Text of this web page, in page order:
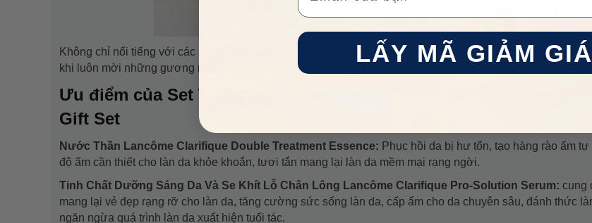
Không chỉ nổi tiếng với các sản phẩm làm đẹp, hãng cũng nổi tiếng với những chiến dịch quảng bá,
khi luôn mời những gương mặt đại diện là những người nổi tiếng, nghệ sĩ có ảnh hưởng đến xã hội.
Ưu điểm của Set Trang Điểm LanCôme Absolue 6 Piece Skincare
Gift Set
Nước Thần Lancôme Clarifique Double Treatment Essence: Phục hồi da bị hư tổn, tạo hàng rào ẩm
độ ẩm cần thiết cho làn da khỏe khoắn, tươi tắn mang lại làn da mềm mại rạng ngời.
Tinh Chất Dưỡng Sáng Da Và Se Khít Lỗ Chân Lông Lancôme Clarifique Pro-Solution Serum: cung
mang lại vẻ đẹp rạng rỡ cho làn da, tăng cường sức sống làn da, cấp ẩm cho da chuyên sâu, đánh thức
ngăn ngừa quá trình làn da xuất hiện tuổi tác.
LẤY MÃ GIẢM GIÁ